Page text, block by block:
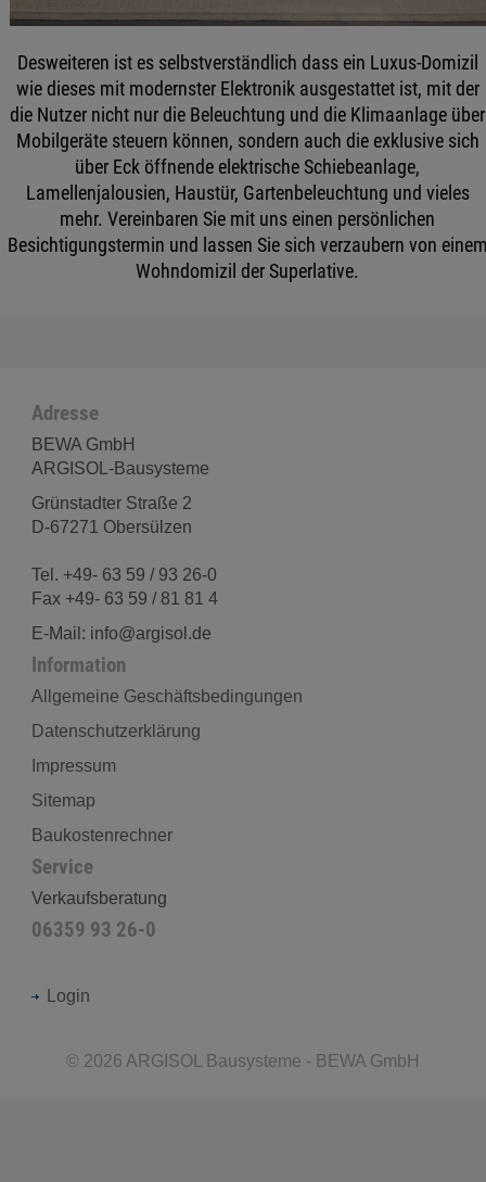
Desweiteren ist es selbstverständlich dass ein Luxus-Domizil
wie dieses mit modernster Elektronik ausgestattet ist, mit der
die Nutzer nicht nur die Beleuchtung und die Klimaanlage über
Mobilgeräte steuern können, sondern auch die exklusive sich
über Eck öffnende elektrische Schiebeanlage,
Lamellenjalousien, Haustür, Gartenbeleuchtung und vieles
mehr. Vereinbaren Sie mit uns einen persönlichen
Besichtigungstermin und lassen Sie sich verzaubern von
Wohndomizil der Superlative.
Adresse
BEWA GmbH
ARGISOL-Bausysteme
Grünstadter Straße 2
D-67271 Obersülzen
Tel. +49- 63 59 / 93 26-0
Fax +49- 63 59 / 81 81 4
E-Mail: info@argisol.de
Information
Allgemeine Geschäftsbedingungen
Datenschutzerklärung
Impressum
Sitemap
Baukostenrechner
Service
Verkaufsberatung
06359 93 26-0
Login
© 2026 ARGISOL Bausysteme - BEWA GmbH